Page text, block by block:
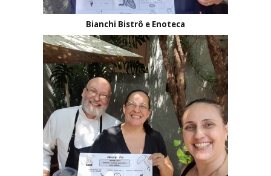
Bianchi Bistrô e Enoteca